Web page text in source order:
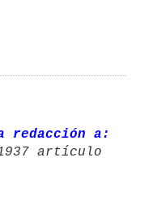
redacción a:
artículo